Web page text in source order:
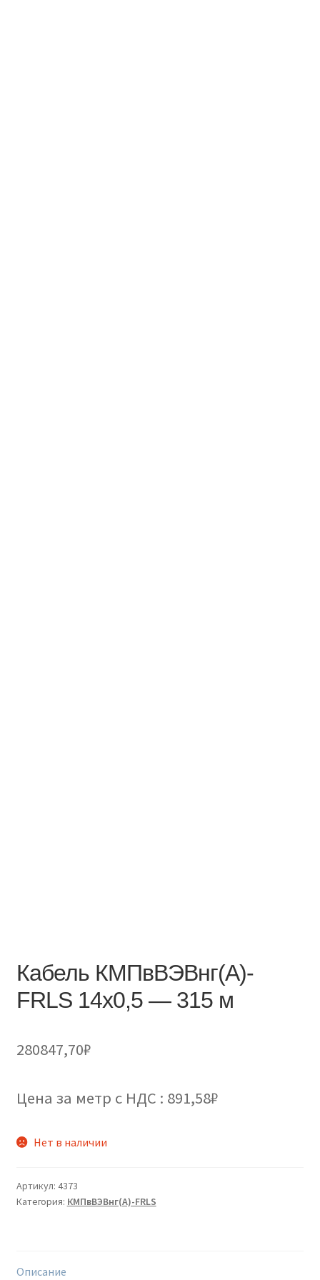
Кабель КМПвВЭВнг(А)-
FRLS 14х0,5 — 315 м
280847,70₽
Цена за метр с НДС : 891,58₽
Нет в наличии
Артикул: 4373
Категория: КМПвВЭВнг(А)-FRLS
Описание